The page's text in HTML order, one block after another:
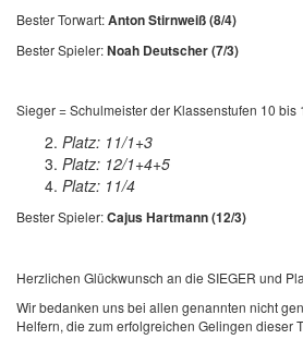
Bester Torwart:Anton Stirnweiß (8/4)
Bester Spieler:Noah Deutscher (7/3)
Sieger = Schulmeister der Klassenstufen 10 bis
Platz: 11/1+3
Platz: 12/1+4+5
Platz: 11/4
Bester Spieler:Cajus Hartmann (12/3)
Herzlichen Glückwunsch an die SIEGER und
Wir bedanken uns bei allen genannten nicht
Helfern, die zum erfolgreichen Gelingen dieser